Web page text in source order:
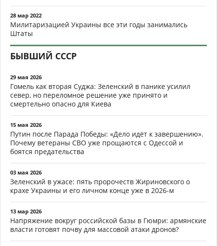
День взятия Бастилии
ЮГО-ВОСТОК
03 авг 2026
элит в спину: главные сценарии после СВО
26 мар 2025
«ВСУ ударят по Крымскому мосту новым оружием»:
тревогу
20 мар 2024
России намекнули на рабство и дань